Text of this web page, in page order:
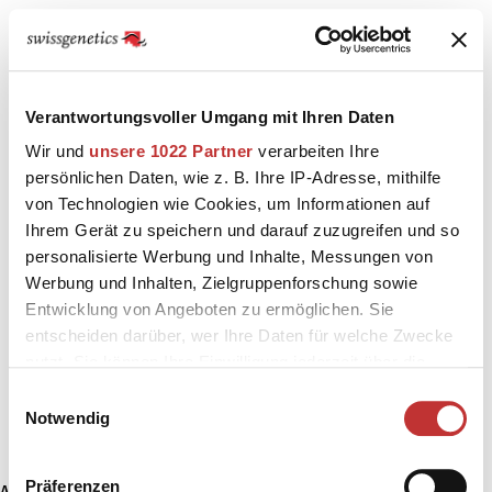
Verantwortungsvoller Umgang mit Ihren Daten
Wir und unsere 1022 Partner verarbeiten Ihre
persönlichen Daten, wie z. B. Ihre IP-Adresse, mithilfe
von Technologien wie Cookies, um Informationen auf
Ihrem Gerät zu speichern und darauf zuzugreifen und so
personalisierte Werbung und Inhalte, Messungen von
Werbung und Inhalten, Zielgruppenforschung sowie
Entwicklung von Angeboten zu ermöglichen. Sie
entscheiden darüber, wer Ihre Daten für welche Zwecke
Trigger Symbol ändern oder widerrufen
Notwendig
Präferenzen